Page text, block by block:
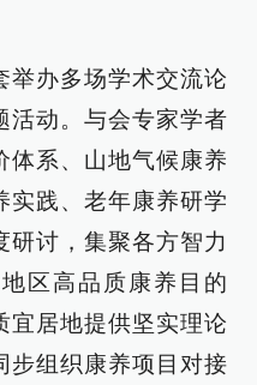
举办多场学术交流论
活动。与会专家学者
体系、山地气候康养
实践、老年康养研学
研讨，集聚各方智力
区高品质康养目的
宜居地提供坚实理论
步组织康养项目对接